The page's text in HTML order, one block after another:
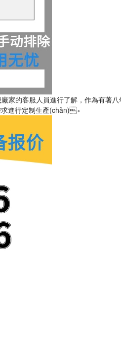
廠家的客服人員進行了解，作為有著
求進行定制生產(chǎn)。